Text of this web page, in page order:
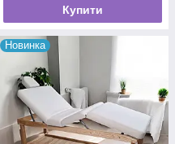
Купити
Новинка